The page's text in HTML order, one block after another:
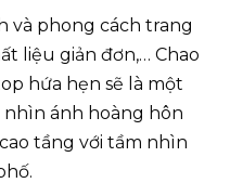
và phong cách trang
liệu giản đơn,… Chao
hứa hẹn sẽ là một
ánh hoàng hôn
tầng với tầm nhìn